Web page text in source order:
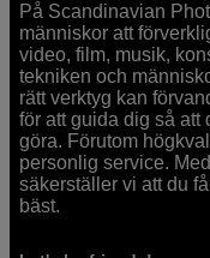
På Scandinavian
människor att
video, film, musik,
tekniken och
rätt verktyg kan
för att guida dig så att
göra. Förutom
personlig service.
säkerställer vi att du
bäst.